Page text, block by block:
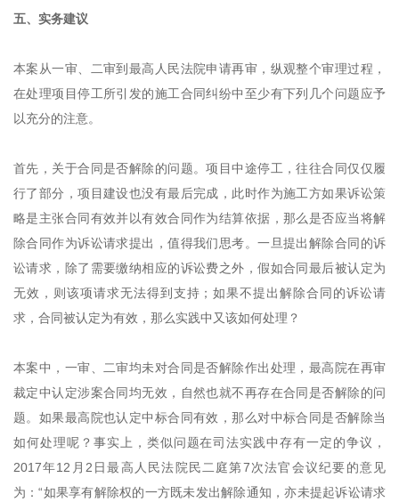
五、实务建议
本案从一审、二审到最高人民法院申请再审，纵观整个审理过程，
在处理项目停工所引发的施工合同纠纷中至少有下列几个问题应予
以充分的注意。
首先，关于合同是否解除的问题。项目中途停工，往往合同仅仅履
行了部分，项目建设也没有最后完成，此时作为施工方如果诉讼策
略是主张合同有效并以有效合同作为结算依据，那么是否应当将解
除合同作为诉讼请求提出，值得我们思考。一旦提出解除合同的诉
讼请求，除了需要缴纳相应的诉讼费之外，假如合同最后被认定为
无效，则该项请求无法得到支持；如果不提出解除合同的诉讼请
求，合同被认定为有效，那么实践中又该如何处理？
本案中，一审、二审均未对合同是否解除作出处理，最高院在再审
裁定中认定涉案合同均无效，自然也就不再存在合同是否解除的问
题。如果最高院也认定中标合同有效，那么对中标合同是否解除当
如何处理呢？事实上，类似问题在司法实践中存有一定的争议，
2017年12月2日最高人民法院民二庭第7次法官会议纪要的意见
为：“如果享有解除权的一方既未发出解除通知，亦未提起诉讼请求